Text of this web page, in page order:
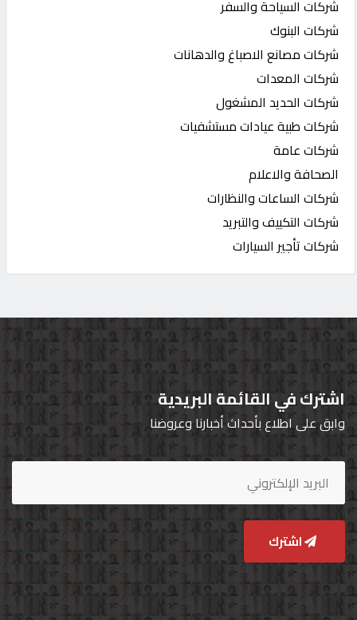
شركات السياحة والسفر
شركات البنوك
شركات مصانع الاصباغ والدهانات
شركات المعدات
شركات الحديد المشغول
شركات طبية عيادات مستشفيات
شركات عامة
الصحافة والاعلام
شركات الساعات والنظارات
شركات التكييف والتبريد
شركات تأجير السيارات
اشترك في القائمة البريدية
وابق على اطلاع بأحداث أخبارنا وعروضنا
اشترك